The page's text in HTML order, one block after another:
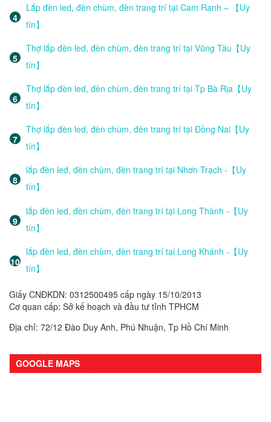
Lắp đèn led, đèn chùm, đèn trang trí tại Cam Ranh – 【Uy
tín】
Thợ lắp đèn led, đèn chùm, đèn trang trí tại Vũng Tàu【Uy
tín】
Thợ lắp đèn led, đèn chùm, đèn trang trí tại Tp Bà Rịa【Uy
tín】
Thợ lắp đèn led, đèn chùm, đèn trang trí tại Đồng Nai【Uy
tín】
lắp đèn led, đèn chùm, đèn trang trí tại Nhơn Trạch -【Uy
tín】
lắp đèn led, đèn chùm, đèn trang trí tại Long Thành -【Uy
tín】
lắp đèn led, đèn chùm, đèn trang trí tại Long Khánh -【Uy
tín】
Giấy CNĐKDN: 0312500495 cấp ngày 15/10/2013
Cơ quan cấp: Sở kế hoạch và đầu tư tỉnh TPHCM
Địa chỉ: 72/12 Đào Duy Anh, Phú Nhuận, Tp Hồ Chí Minh
GOOGLE MAPS